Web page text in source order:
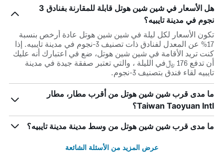
هل الأسعار في شين شين هوتل قابلة للمقارنة بفنادق 3
نجوم في مدينة تايبيه؟
تكون الأسعار لكل ليلة في شين شين هوتل عادة أرخص بنسبة
17% عن المعدل لفنادق ذات تصنيف 3-نجوم في مدينة تايبيه. إذا
كنت تريد الأقامة في شين شين هوتل، ضع في اعتبارك أنه عليك
أن تدفع 176 ﷼في الليلة ، والتي تعتبر صفقة جيدة في مدينة
تايبيه لقاء فندق بتصنيف 3-نجوم.
ما مدى قرب شين شين هوتل من أقرب مطار، مطار
Taiwan Taoyuan Intl؟
ما مدى قرب شين شين هوتل من وسط مدينة مدينة تايبيه؟
عرض المزيد من الأسئلة الشائعة